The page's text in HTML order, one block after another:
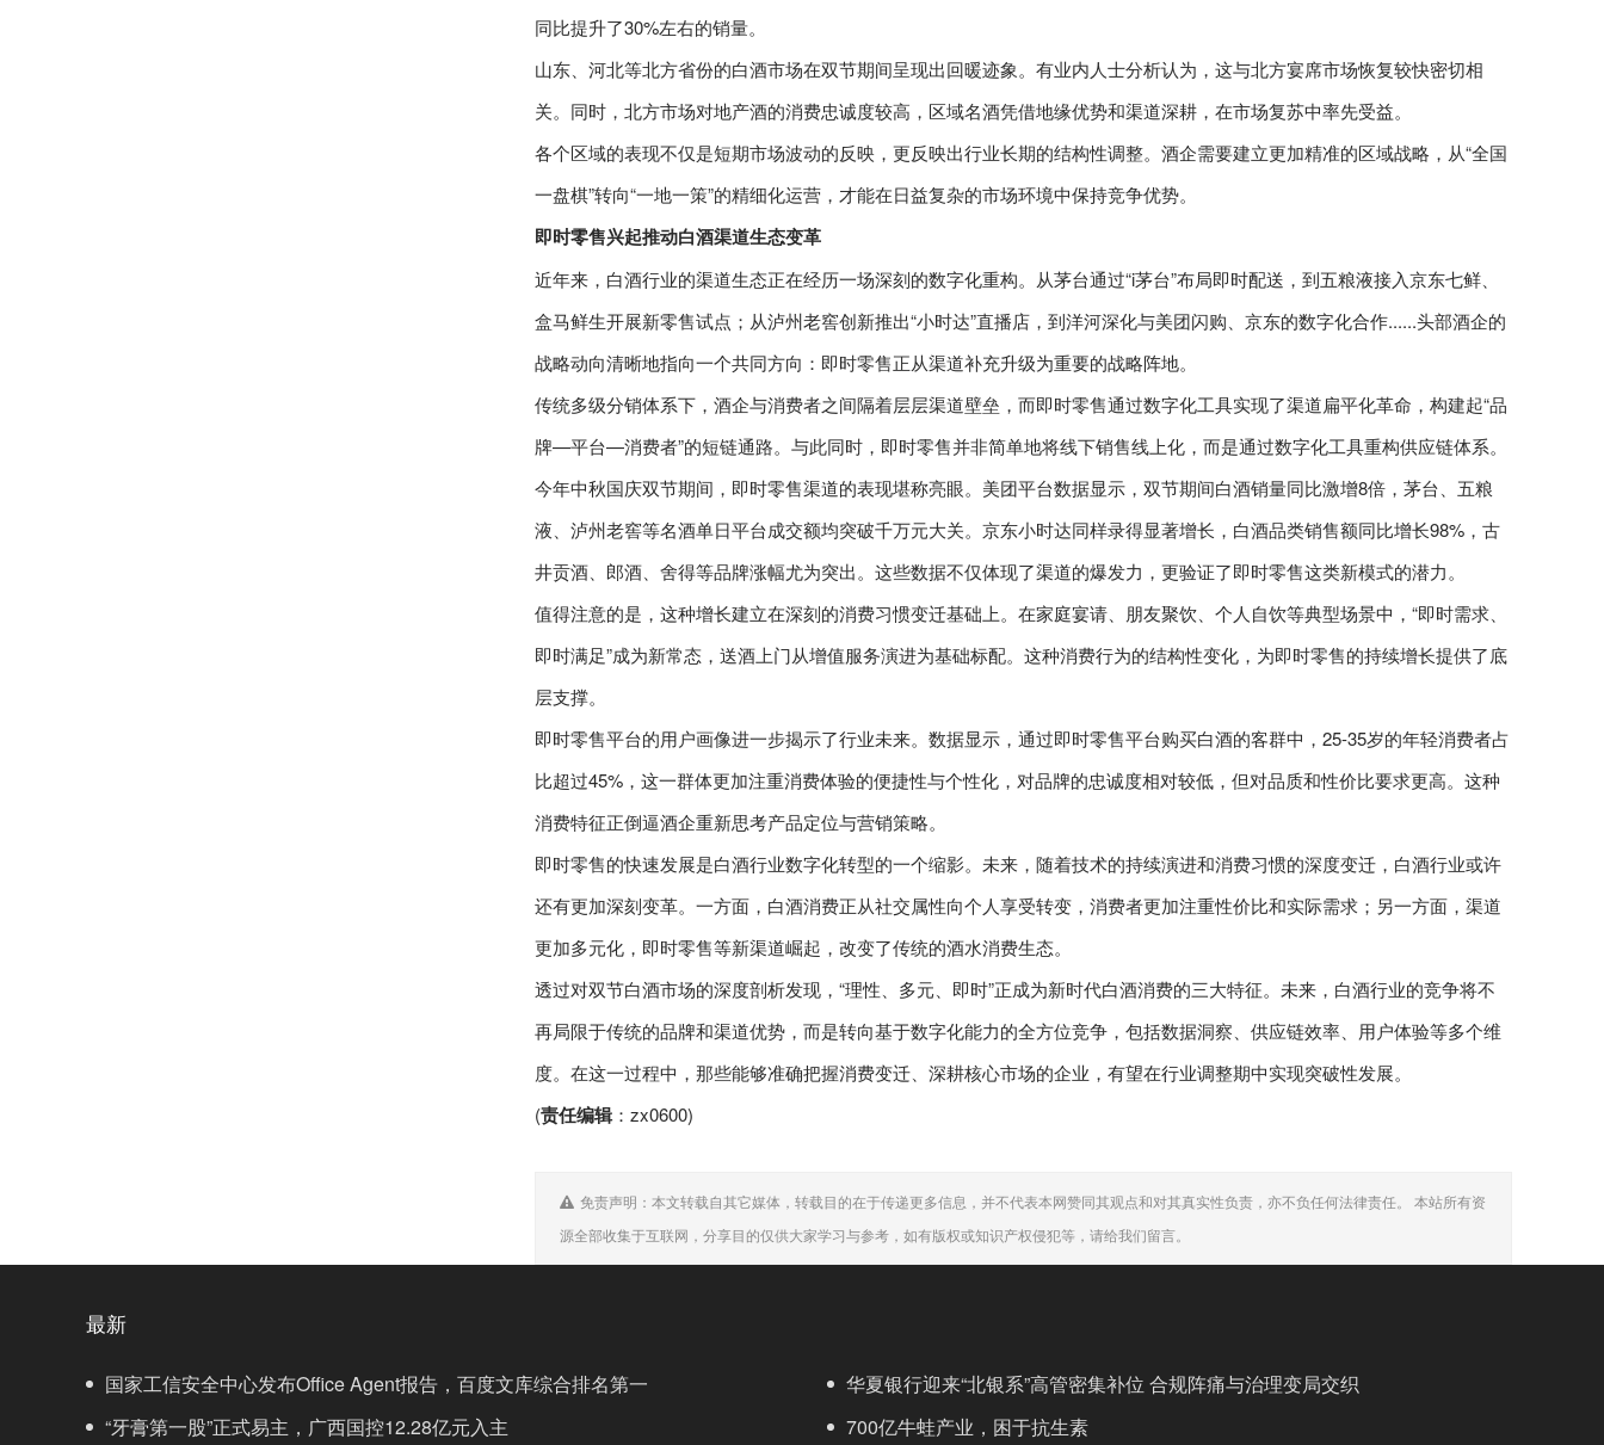
同比提升了30%左右的销量。
山东、河北等北方省份的白酒市场在双节期间呈现出回暖迹象。有业内人士分析认为，这与北方宴席市场恢复较快密切相
关。同时，北方市场对地产酒的消费忠诚度较高，区域名酒凭借地缘优势和渠道深耕，在市场复苏中率先受益。
各个区域的表现不仅是短期市场波动的反映，更反映出行业长期的结构性调整。酒企需要建立更加精准的区域战略，从“全国
一盘棋”转向“一地一策”的精细化运营，才能在日益复杂的市场环境中保持竞争优势。
即时零售兴起推动白酒渠道生态变革
近年来，白酒行业的渠道生态正在经历一场深刻的数字化重构。从茅台通过“i茅台”布局即时配送，到五粮液接入京东七鲜、
盒马鲜生开展新零售试点；从泸州老窖创新推出“小时达”直播店，到洋河深化与美团闪购、京东的数字化合作......头部酒企的
战略动向清晰地指向一个共同方向：即时零售正从渠道补充升级为重要的战略阵地。
传统多级分销体系下，酒企与消费者之间隔着层层渠道壁垒，而即时零售通过数字化工具实现了渠道扁平化革命，构建起“品
牌—平台—消费者”的短链通路。与此同时，即时零售并非简单地将线下销售线上化，而是通过数字化工具重构供应链体系。
今年中秋国庆双节期间，即时零售渠道的表现堪称亮眼。美团平台数据显示，双节期间白酒销量同比激增8倍，茅台、五粮
液、泸州老窖等名酒单日平台成交额均突破千万元大关。京东小时达同样录得显著增长，白酒品类销售额同比增长98%，古
井贡酒、郎酒、舍得等品牌涨幅尤为突出。这些数据不仅体现了渠道的爆发力，更验证了即时零售这类新模式的潜力。
值得注意的是，这种增长建立在深刻的消费习惯变迁基础上。在家庭宴请、朋友聚饮、个人自饮等典型场景中，“即时需求、
即时满足”成为新常态，送酒上门从增值服务演进为基础标配。这种消费行为的结构性变化，为即时零售的持续增长提供了底
层支撑。
即时零售平台的用户画像进一步揭示了行业未来。数据显示，通过即时零售平台购买白酒的客群中，25-35岁的年轻消费者占
比超过45%，这一群体更加注重消费体验的便捷性与个性化，对品牌的忠诚度相对较低，但对品质和性价比要求更高。这种
消费特征正倒逼酒企重新思考产品定位与营销策略。
即时零售的快速发展是白酒行业数字化转型的一个缩影。未来，随着技术的持续演进和消费习惯的深度变迁，白酒行业或许
还有更加深刻变革。一方面，白酒消费正从社交属性向个人享受转变，消费者更加注重性价比和实际需求；另一方面，渠道
更加多元化，即时零售等新渠道崛起，改变了传统的酒水消费生态。
透过对双节白酒市场的深度剖析发现，“理性、多元、即时”正成为新时代白酒消费的三大特征。未来，白酒行业的竞争将不
再局限于传统的品牌和渠道优势，而是转向基于数字化能力的全方位竞争，包括数据洞察、供应链效率、用户体验等多个维
度。在这一过程中，那些能够准确把握消费变迁、深耕核心市场的企业，有望在行业调整期中实现突破性发展。
(责任编辑：zx0600)
免责声明：本文转载自其它媒体，转载目的在于传递更多信息，并不代表本网赞同其观点和对其真实性负责，亦不负任何法律责任。 本站所有资
源全部收集于互联网，分享目的仅供大家学习与参考，如有版权或知识产权侵犯等，请给我们留言。
最新
国家工信安全中心发布Office Agent报告，百度文库综合排名第一
华夏银行迎来“北银系”高管密集补位 合规阵痛与治理变局交织
“牙膏第一股”正式易主，广西国控12.28亿元入主
700亿牛蛙产业，困于抗生素